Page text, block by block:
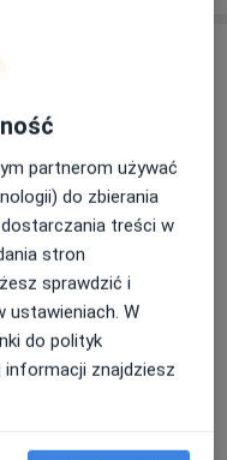
pacjencie
partnerom używać
do zbierania
treści w
stron
sprawdzić i
ustawieniach. W
do polityk
znajdziesz